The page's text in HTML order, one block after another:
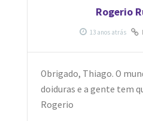
Rogerio
Obrigado, Thiago. O
doiduras e a gente tem
Rogerio